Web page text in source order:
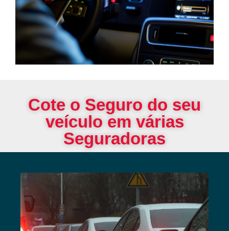
Cote o Seguro do seu
veículo em várias
Seguradoras